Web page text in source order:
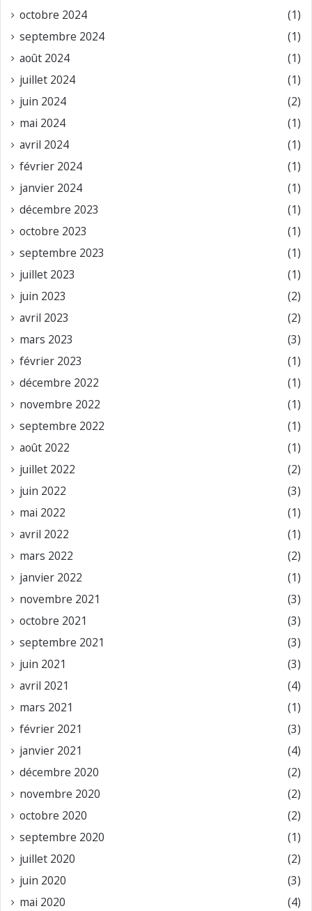
octobre 2024
(1)
septembre 2024
(1)
août 2024
(1)
juillet 2024
(1)
juin 2024
(2)
mai 2024
(1)
avril 2024
(1)
février 2024
(1)
janvier 2024
(1)
décembre 2023
(1)
octobre 2023
(1)
septembre 2023
(1)
juillet 2023
(1)
juin 2023
(2)
avril 2023
(2)
mars 2023
(3)
février 2023
(1)
décembre 2022
(1)
novembre 2022
(1)
septembre 2022
(1)
août 2022
(1)
juillet 2022
(2)
juin 2022
(3)
mai 2022
(1)
avril 2022
(1)
mars 2022
(2)
janvier 2022
(1)
novembre 2021
(3)
octobre 2021
(3)
septembre 2021
(3)
juin 2021
(3)
avril 2021
(4)
mars 2021
(1)
février 2021
(3)
janvier 2021
(4)
décembre 2020
(2)
novembre 2020
(2)
octobre 2020
(2)
septembre 2020
(1)
juillet 2020
(2)
juin 2020
(3)
mai 2020
(4)